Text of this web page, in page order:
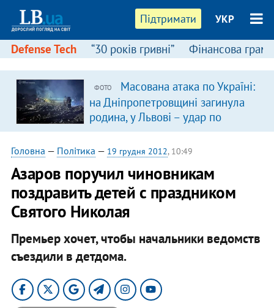
Підтримати УКР
Defense Tech “30 років гривні” Фінансова
ФОТО
Масована атака по Україні:
на Дніпропетровщині загинула
родина, у Львові – удар по
багатоповерхівках
(доповнюється)
Головна — Політика — 19 грудня 2012, 10:49
Азаров поручил чиновникам
поздравить детей с праздником
Святого Николая
Премьер хочет, чтобы начальники ведомств
съездили в детдома.